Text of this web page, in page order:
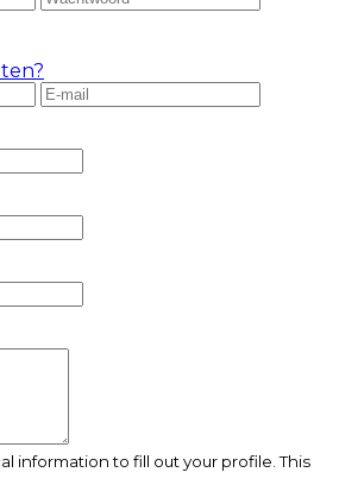
information to fill out your profile. This